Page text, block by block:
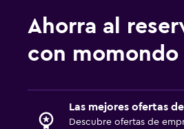
Ahorra al
con momondo
Las mejores ofertas
Descubre ofertas de